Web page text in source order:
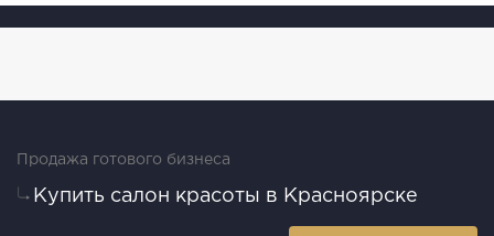
Продажа готового бизнеса
Купить салон красоты в Красноярске